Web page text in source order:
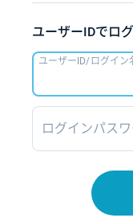
ユーザーIDでロ
ユーザーID/ログイン
ログインパス